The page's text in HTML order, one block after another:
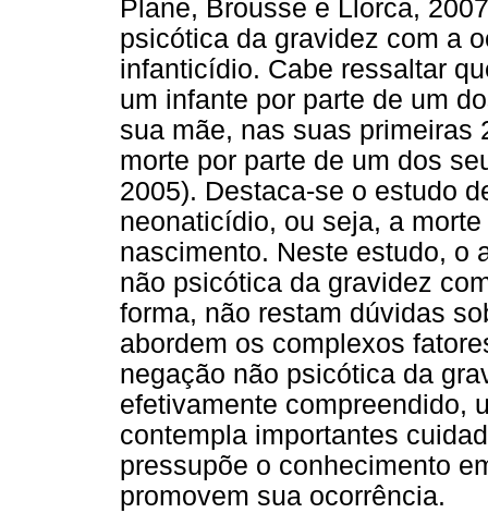
Plane, Brousse e Llorca,
psicótica da gravidez com a
infanticídio. Cabe ressaltar
um infante por parte de um
sua mãe, nas suas primeiras
morte por parte de um dos
2005). Destaca-se o estudo
neonaticídio, ou seja, a
nascimento. Neste estudo, o
não psicótica da gravidez
forma, não restam dúvidas
abordem os complexos
negação não psicótica da
efetivamente compreendido,
contempla importantes
pressupõe o conhecimento
promovem sua ocorrência.